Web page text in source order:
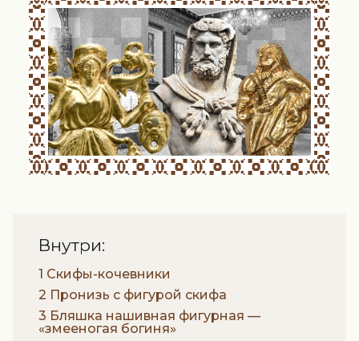
Внутри:
1 Скифы-кочевники
2 Пронизь с фигурой скифа
3 Бляшка нашивная фигурная —
«змееногая богиня»